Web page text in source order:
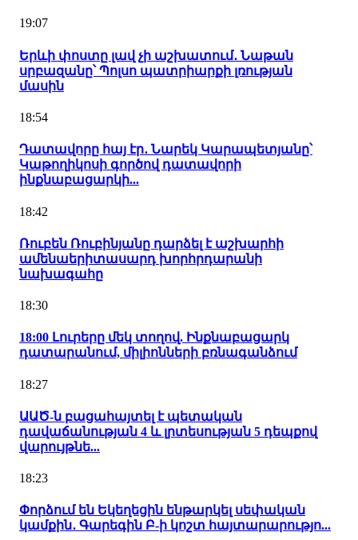
19:07
Երևի փոստը լավ չի աշխատում․ Նաթան
սրբազանը՝ Պոլսո պատրիարքի լռության
մասին
18:54
Դատավորը հայ էր․ Նարեկ Կարապետյանը՝
Կաթողիկոսի գործով դատավորի
ինքնաբացարկի...
18:42
Ռուբեն Ռուբինյանը դարձել է աշխարհի
ամենաերիտասարդ խորհրդարանի
նախագահը
18:30
18:00 Լուրերը մեկ տողով. Ինքնաբացարկ
դատարանում, միլիոնների բռնագանձում
18:27
ԱԱԾ-ն բացահայտել է պետական
դավաճանության 4 և լրտեսության 5 դեպքով
վարույթնե...
18:23
Փորձում են Եկեղեցին ենթարկել սեփական
կամքին․ Գարեգին Բ-ի կոշտ հայտարարությո...